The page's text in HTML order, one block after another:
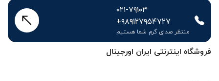
فروشگاه اینترنتی ایران اورجینال
۰۲۱-۷۹۱۰۳
+۹۸۹۱۲۷۹۵۴۷۲۷
منتظر صدای گرم شما هستیم